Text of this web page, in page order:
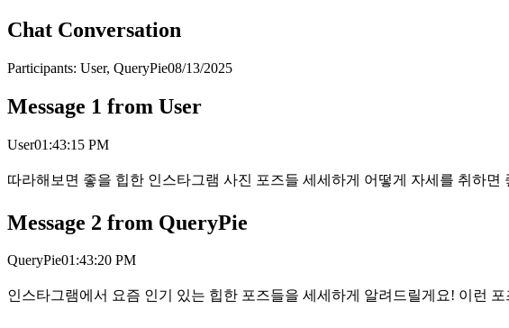
Chat Conversation
Participants: User, QueryPie08/13/2025
Message 1 from User
User01:43:15 PM
따라해보면 좋을 힙한 인스타그램 사진 포즈들 세세하게 어떻게 자세를 취하면
Message 2 from QueryPie
QueryPie01:43:20 PM
인스타그램에서 요즘 인기 있는 힙한 포즈들을 세세하게 알려드릴게요! 이런